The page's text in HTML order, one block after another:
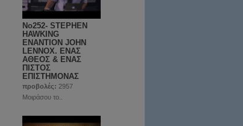
Νο252- SΤΕPHEN
HAWKING
ΕΝΑΝΤΙΟΝ JOHN
LENNOX. ΕΝΑΣ
ΑΘΕΟΣ & ΕΝΑΣ
ΠΙΣΤΟΣ
ΕΠΙΣΤΗΜΟΝΑΣ
προβολές: 2957
Μοιράσου το..